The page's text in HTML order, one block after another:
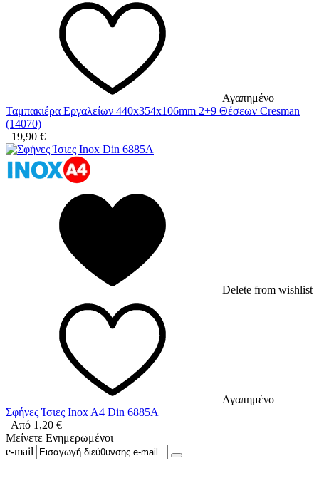
Αγαπημένο
Ταμπακιέρα Εργαλείων 440x354x106mm 2+9 Θέσεων Cresman
(14070)
19,90 €
Delete from wishlist
Αγαπημένο
Σφήνες Ίσιες Inox A4 Din 6885A
Από 1,20 €
Μείνετε Ενημερωμένοι
e-mail